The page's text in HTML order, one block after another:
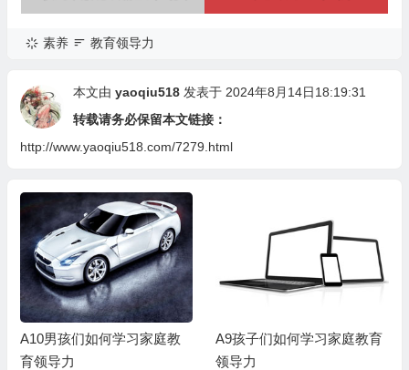
素养 教育领导力
本文由 yaoqiu518发表于 2024年8月14日18:19:31
转载请务必保留本文链接：
http://www.yaoqiu518.com/7279.html
A10男孩们如何学习家庭教
育领导力
A9孩子们如何学习家庭教育
领导力